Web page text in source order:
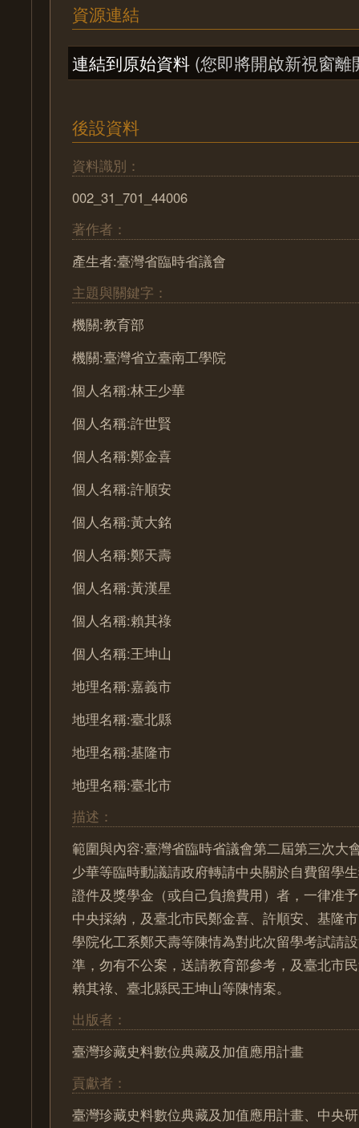
資源連結
連結到原始資料 (您即將開啟新視窗離
後設資料
資料識別：
002_31_701_44006
著作者：
產生者:臺灣省臨時省議會
主題與關鍵字：
機關:教育部
機關:臺灣省立臺南工學院
個人名稱:林王少華
個人名稱:許世賢
個人名稱:鄭金喜
個人名稱:許順安
個人名稱:黃大銘
個人名稱:鄭天壽
個人名稱:黃漢星
個人名稱:賴其祿
個人名稱:王坤山
地理名稱:嘉義市
地理名稱:臺北縣
地理名稱:基隆市
地理名稱:臺北市
描述：
範圍與內容:臺灣省臨時省議會第二屆第三次大
少華等臨時動議請政府轉請中央關於自費留學
證件及獎學金（或自己負擔費用）者，一律准
中央採納，及臺北市民鄭金喜、許順安、基隆
學院化工系鄭天壽等陳情為對此次留學考試請
準，勿有不公案，送請教育部參考，及臺北市
賴其祿、臺北縣民王坤山等陳情案。
出版者：
臺灣珍藏史料數位典藏及加值應用計畫
貢獻者：
臺灣珍藏史料數位典藏及加值應用計畫、中央